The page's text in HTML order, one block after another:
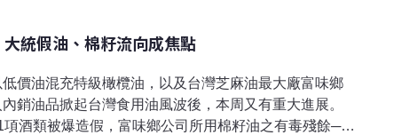
統假油、棉籽流向成焦點
價油混充特級橄欖油，以及台灣芝麻油最大廠富味鄉
銷油品掀起台灣食用油風波後，本周又有重大進展。
項酒類被爆造假，富味鄉公司所用棉籽油之有毒殘餘──